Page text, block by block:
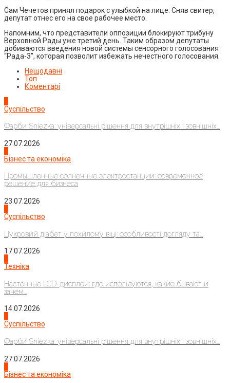
Сам Чечетов принял подарок с улыбкой на лице. Сняв свитер,
депутат отнес его на свое рабочее место.
Напомним, что представители оппозиции блокируют трибуну
Верховной Рады уже третий день. Таким образом депутаты
добиваются введения новой системы сенсорного голосования
“Рада-3”, которая позволит избежать нечестного голосования.
Нещодавні
Топ
Коментарі
Суспільство
Фарби Sniezka: універсальні рішення для внутрішніх і зовнішніх...
27.07.2026
Бізнес та економіка
Промышленные солнечные электростанции: современное
решение для бизнеса
23.07.2026
Суспільство
Цукровий діабет у похилому віці: особливості догляду та...
17.07.2026
Техніка
Настенные LCD-дисплеи: где используются, какие бывают и
зачем...
14.07.2026
Суспільство
Фарби Sniezka: універсальні рішення для внутрішніх і зовнішніх...
27.07.2026
Бізнес та економіка